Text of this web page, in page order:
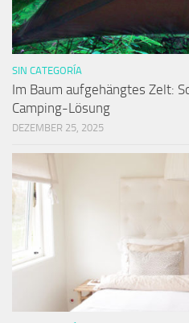
SIN CATEGORÍA
Im Baum aufgehängtes Zelt:
Camping-Lösung
DEZEMBER 25, 2025